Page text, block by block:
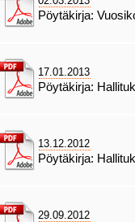
Pöytäkirja:
17.01.2013
Pöytäkirja:
13.12.2012
Pöytäkirja:
29.09.2012